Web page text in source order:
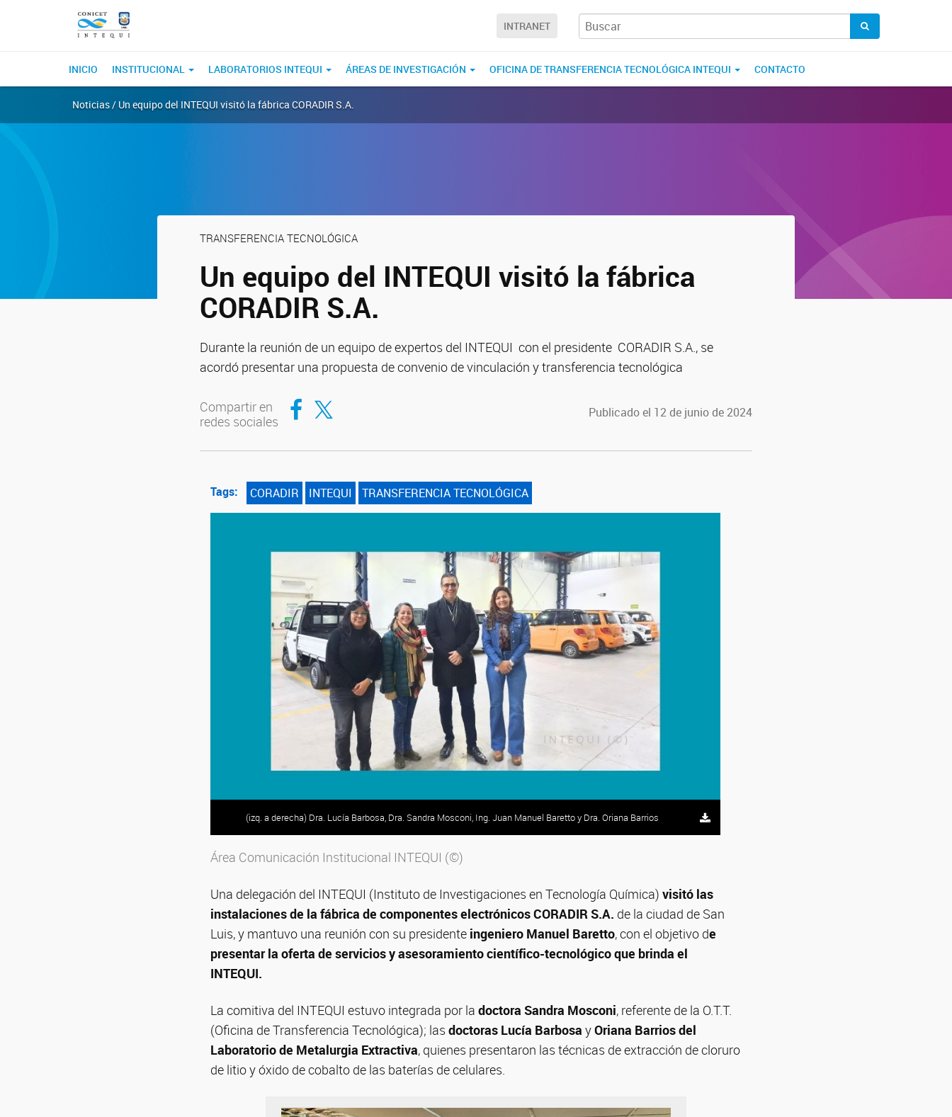
INTRANET
INICIO INSTITUCIONAL LABORATORIOS INTEQUI ÁREAS DE INVESTIGACIÓN OFICINA DE TRANSFERENCIA TECNOLÓGICA INTEQUI CONTACTO
Noticias / Un equipo del INTEQUI visitó la fábrica CORADIR S.A.
TRANSFERENCIA TECNOLÓGICA
Un equipo del INTEQUI visitó la fábrica
CORADIR S.A.
Durante la reunión de un equipo de expertos del INTEQUI con el presidente CORADIR S.A., se
acordó presentar una propuesta de convenio de vinculación y transferencia tecnológica
Compartir en
redes sociales
Compartir en Facebook
Compartir en Twitter Publicado el 12 de junio de 2024
Tags: CORADIR INTEQUI TRANSFERENCIA TECNOLÓGICA
(izq. a derecha) Dra. Lucía Barbosa, Dra. Sandra Mosconi, Ing. Juan Manuel Baretto y Dra. Oriana Barrios
Área Comunicación Institucional INTEQUI (©)
Una delegación del INTEQUI (Instituto de Investigaciones en Tecnología Química) visitó las
instalaciones de la fábrica de componentes electrónicos CORADIR S.A. de la ciudad de San
Luis, y mantuvo una reunión con su presidente ingeniero Manuel Baretto, con el objetivo de
presentar la oferta de servicios y asesoramiento científico-tecnológico que brinda el
INTEQUI.
La comitiva del INTEQUI estuvo integrada por la doctora Sandra Mosconi, referente de la O.T.T.
(Oficina de Transferencia Tecnológica); las doctoras Lucía Barbosa yOriana Barrios del
Laboratorio de Metalurgia Extractiva, quienes presentaron las técnicas de extracción de cloruro
de litio y óxido de cobalto de las baterías de celulares.